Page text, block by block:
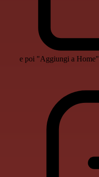
e poi "Aggiungi a Home"